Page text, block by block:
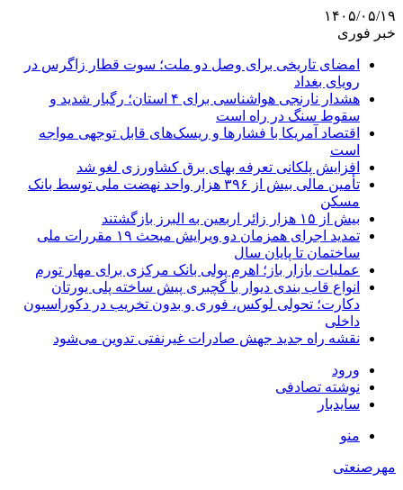
۱۴۰۵/۰۵/۱۹
خبر فوری
امضای تاریخی برای وصل دو ملت؛ سوت قطار زاگرس در
رویای بغداد
هشدار نارنجی هواشناسی برای ۴ استان؛ رگبار شدید و
سقوط سنگ در راه است
اقتصاد آمریکا با فشارها و ریسک‌های قابل توجهی مواجه
است
افزایش پلکانی تعرفه بهای برق کشاورزی لغو شد
تأمین مالی بیش از ۳۹۶ هزار واحد نهضت ملی توسط بانک
مسکن
بیش از ۱۵ هزار زائر اربعین به البرز بازگشتند
تمدید اجرای همزمان دو ویرایش مبحث ۱۹ مقررات ملی
ساختمان تا پایان سال
عملیات بازار باز؛ اهرم پولی بانک مرکزی برای مهار تورم
انواع قاب بندی دیوار با گچبری پیش ساخته پلی یورتان
دکارت؛ تحولی لوکس، فوری و بدون تخریب در دکوراسیون
داخلی
نقشه راه جدید جهش صادرات غیرنفتی تدوین می‌شود
ورود
نوشته تصادفی
سایدبار
منو
مهرصنعتی